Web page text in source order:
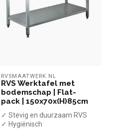
RVSMAATWERK.NL
RVS Werktafel met
bodemschap | Flat-
pack | 150x70x(H)85cm
✓ Stevig en duurzaam RVS
✓ Hygiënisch